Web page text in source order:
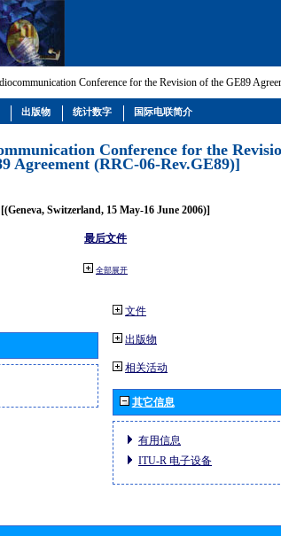
Conference for the Revision of the GE89
Conference for the
Agreement (RRC-06-Rev.GE89)]
[(Geneva, Switzerland, 15 May-16 June 2006)]
最后文件
全部展开
文件
出版物
相关活动
其它信息
有用信息
ITU-R 电子设备
出版物 统计数字 国际电联简介